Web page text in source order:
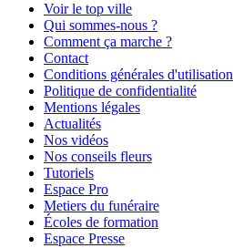
Voir le top ville
Qui sommes-nous ?
Comment ça marche ?
Contact
Conditions générales d'utilisation
Politique de confidentialité
Mentions légales
Actualités
Nos vidéos
Nos conseils fleurs
Tutoriels
Espace Pro
Metiers du funéraire
Écoles de formation
Espace Presse